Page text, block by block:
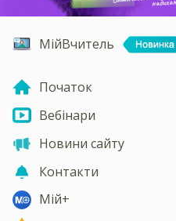
МійВчитель
Початок
Вебінари
Новини сайту
Контакти
Мій+